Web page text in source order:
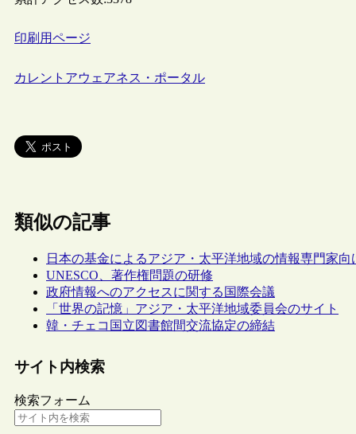
印刷用ページ
カレントアウェアネス・ポータル
類似の記事
日本の基金によるアジア・太平洋地域の情報専門家向
UNESCO、著作権問題の研修
政府情報へのアクセスに関する国際会議
「世界の記憶」アジア・太平洋地域委員会のサイト
韓・チェコ国立図書館間交流協定の締結
サイト内検索
検索フォーム